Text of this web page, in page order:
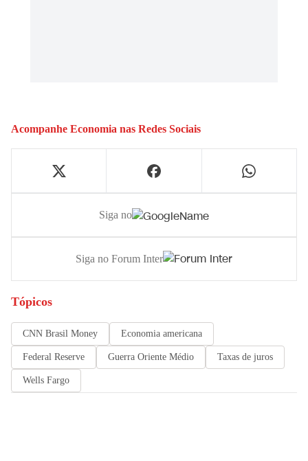
Acompanhe Economia nas Redes Sociais
Siga no
Siga no Forum Inter
Tópicos
CNN Brasil Money Economia americana
Federal Reserve Guerra Oriente Médio Taxas de juros
Wells Fargo